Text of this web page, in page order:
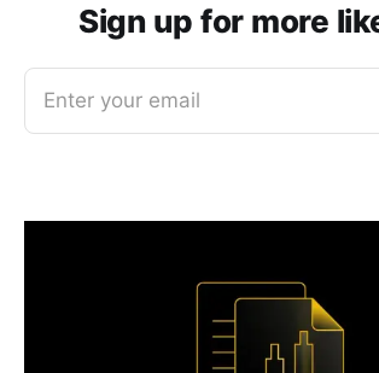
Sign up for more
Enter your email